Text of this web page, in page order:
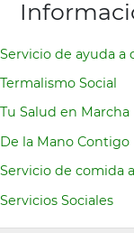
Servicio de ayuda a
Termalismo Social
Tu Salud en Marcha
De la Mano Contigo
Servicio de comida
Servicios Sociales